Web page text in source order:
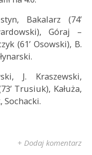
Bakalarz (74’
Góraj –
(61’ Osowski), B.
J. Kraszewski,
Trusiuk), Kałuża,
Sochacki.
+ Dodaj komentarz